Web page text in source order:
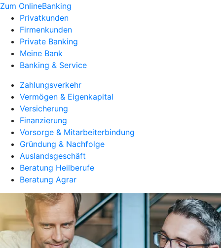
Zum OnlineBanking
Privatkunden
Firmenkunden
Private Banking
Meine Bank
Banking & Service
Zahlungsverkehr
Vermögen & Eigenkapital
Versicherung
Finanzierung
Vorsorge & Mitarbeiterbindung
Gründung & Nachfolge
Auslandsgeschäft
Beratung Heilberufe
Beratung Agrar